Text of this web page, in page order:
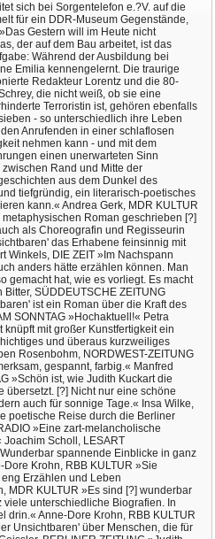
sich bei Sorgentelefon e.?V. auf die
für ein DDR-Museum Gegenstände,
Gestern will im Heute nicht
der auf dem Bau arbeitet, ist das
Während der Ausbildung bei
Emilia kennengelernt. Die traurige
Redakteur Lorentz und die 80-
die nicht weiß, ob sie eine
Terroristin ist, gehören ebenfalls
- so unterschiedlich ihre Leben
Anrufenden in einer schlaflosen
nehmen kann - und mit dem
einen unerwarteten Sinn
Rand und Mitte der
aus dem Dunkel des
tiefgründig, ein literarisch-poetisches
kann.« Andrea Gerk, MDR KULTUR
Roman geschrieben [?]
als Choreografin und Regisseurin
das Erhabene feinsinnig mit
Winkels, DIE ZEIT »Im Nachspann
anders hätte erzählen können. Man
gemacht hat, wie es vorliegt. Es macht
SÜDDEUTSCHE ZEITUNG
ist ein Roman über die Kraft des
SONNTAG »Hochaktuell!« Petra
knüpft mit großer Kunstfertigkeit ein
und überaus kurzweiliges
Rosenbohm, NORDWEST-ZEITUNG
gespannt, farbig.« Manfred
»Schön ist, wie Judith Kuckart die
übersetzt. [?] Nicht nur eine schöne
auch für sonnige Tage.« Insa Wilke,
poetische Reise durch die Berliner
»Eine zart-melancholische
Scholl, LESART
spannende Einblicke in ganz
Krohn, RBB KULTUR »Sie
Erzählen und Leben
MDR KULTUR »Es sind [?] wunderbar
unterschiedliche Biografien. In
drin.« Anne-Dore Krohn, RBB KULTUR
Unsichtbaren' über Menschen, die für